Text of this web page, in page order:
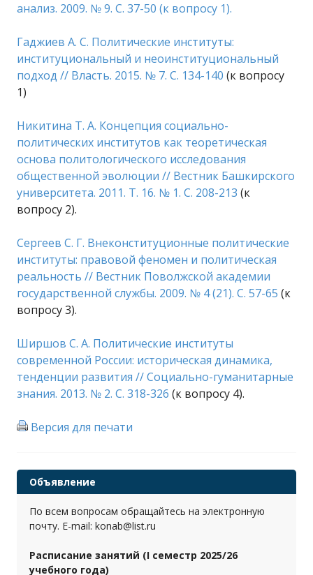
анализ. 2009. № 9. С. 37-50 (к вопросу 1).
Гаджиев А. С. Политические институты:
институциональный и неоинституциональный
подход // Власть. 2015. № 7. С. 134-140 (к вопросу
1)
Никитина Т. А. Концепция социально-
политических институтов как теоретическая
основа политологического исследования
общественной эволюции // Вестник Башкирского
университета. 2011. Т. 16. № 1. С. 208-213 (к
вопросу 2).
Сергеев С. Г. Внеконституционные политические
институты: правовой феномен и политическая
реальность // Вестник Поволжской академии
государственной службы. 2009. № 4 (21). С. 57-65 (к
вопросу 3).
Ширшов С. А. Политические институты
современной России: историческая динамика,
тенденции развития // Социально-гуманитарные
знания. 2013. № 2. С. 318-326 (к вопросу 4).
Версия для печати
Объявление
По всем вопросам обращайтесь на электронную
почту. E-mail: konab@list.ru
Расписание занятий (I семестр 2025/26
учебного года)